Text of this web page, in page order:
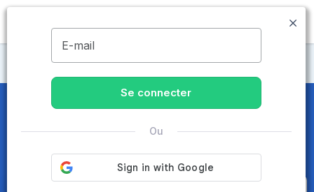
MENU
Maisons de retraite Gironde
EHPAD à Bordeaux : Comparatif
des Prix 2026 & Avis
E-mail
Se connecter
Ou